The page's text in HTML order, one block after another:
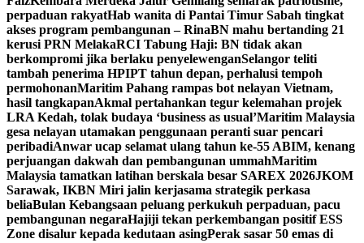
perpaduan rakyatHab wanita di Pantai Timur Sabah tingkat
akses program pembangunan – RinaBN mahu bertanding 21
kerusi PRN MelakaRCI Tabung Haji: BN tidak akan
berkompromi jika berlaku penyelewenganSelangor teliti
tambah penerima HPIPT tahun depan, perhalusi tempoh
permohonanMaritim Pahang rampas bot nelayan Vietnam,
hasil tangkapanAkmal pertahankan tegur kelemahan projek
LRA Kedah, tolak budaya ‘business as usual’Maritim Malaysia
gesa nelayan utamakan penggunaan peranti suar pencari
peribadiAnwar ucap selamat ulang tahun ke-55 ABIM, kenang
perjuangan dakwah dan pembangunan ummahMaritim
Malaysia tamatkan latihan berskala besar SAREX 2026JKOM
Sarawak, IKBN Miri jalin kerjasama strategik perkasa
beliaBulan Kebangsaan peluang perkukuh perpaduan, pacu
pembangunan negaraHajiji tekan perkembangan positif ESS
Zone disalur kepada kedutaan asingPerak sasar 50 emas di